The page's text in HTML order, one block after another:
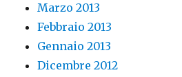
Marzo 2013
Febbraio 2013
Gennaio 2013
Dicembre 2012